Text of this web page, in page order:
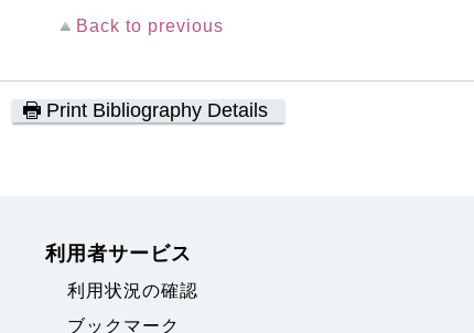
Back to previous
Print Bibliography Details
利用者サービス
利用状況の確認
ブックマーク